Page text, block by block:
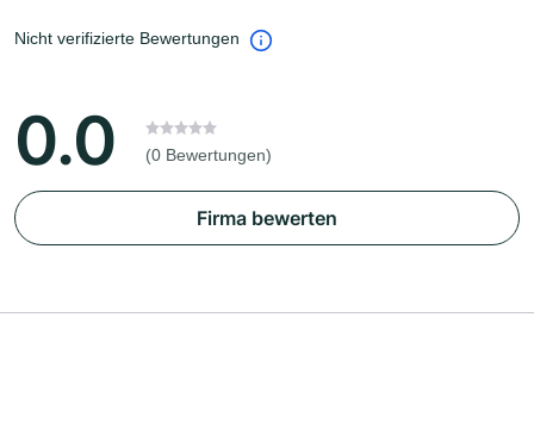
Nicht verifizierte Bewertungen
0.0 (0 Bewertungen)
Firma bewerten